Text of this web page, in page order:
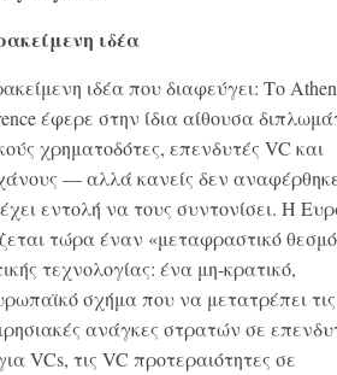
ιδέα
ιδέα που διαφεύγει: Το
έφερε στην ίδια αίθουσα
χρηματοδότες, επενδυτές VC και
— αλλά κανείς δεν
εντολή να τους συντονίσει. Η
τώρα έναν «μεταφραστικό
τεχνολογίας: ένα μη-κρατικό,
σχήμα που να μετατρέπει τις
ανάγκες στρατών σε
VCs, τις VC προτεραιότητες σε